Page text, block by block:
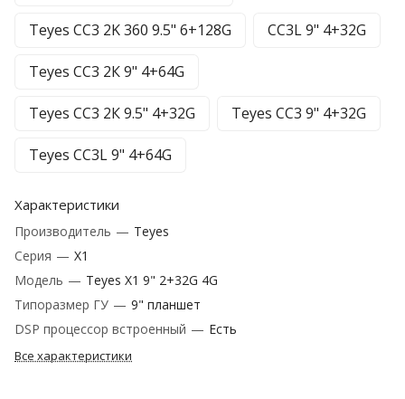
Teyes CC3 2K 360 9.5" 6+128G CC3L 9" 4+32G
Teyes CC3 2К 9" 4+64G
Teyes CC3 2К 9.5" 4+32G Teyes CC3 9" 4+32G
Teyes CC3L 9" 4+64G
Характеристики
Производитель — Teyes
Серия — X1
Модель — Teyes X1 9" 2+32G 4G
Типоразмер ГУ — 9" планшет
DSP процессор встроенный — Есть
Все характеристики